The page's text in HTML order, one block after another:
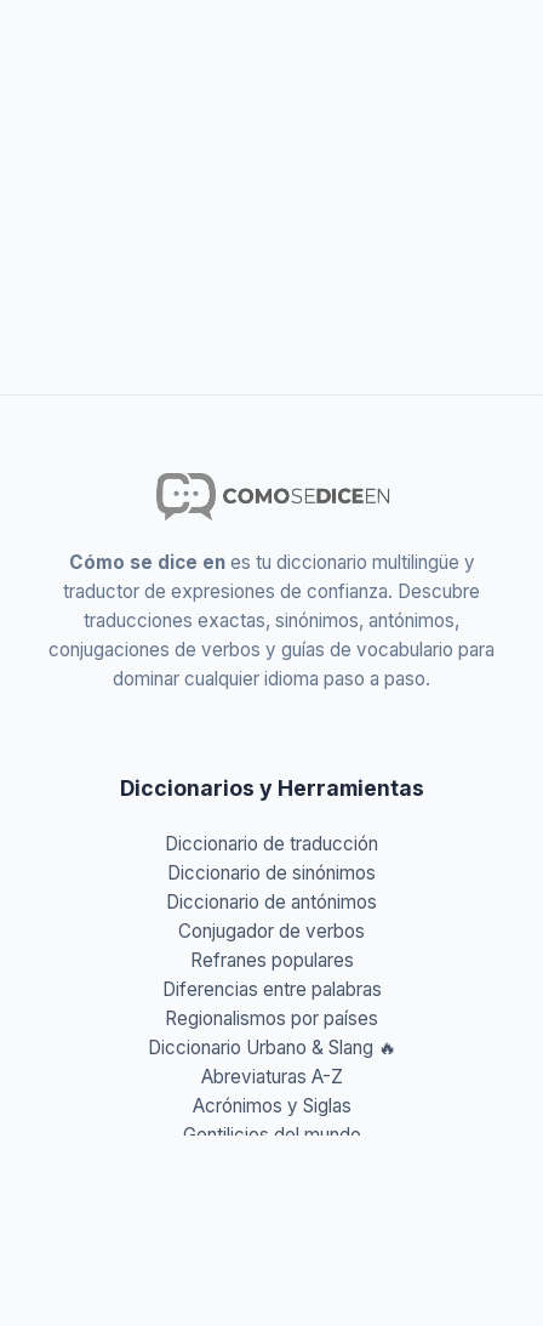
Cómo se dice enes tu diccionario multilingüe y
traductor de expresiones de confianza. Descubre
traducciones exactas, sinónimos, antónimos,
conjugaciones de verbos y guías de vocabulario para
dominar cualquier idioma paso a paso.
Diccionarios y Herramientas
Diccionario de traducción
Diccionario de sinónimos
Diccionario de antónimos
Conjugador de verbos
Refranes populares
Diferencias entre palabras
Regionalismos por países
Diccionario Urbano & Slang 🔥
Abreviaturas A-Z
Acrónimos y Siglas
Gentilicios del mundo